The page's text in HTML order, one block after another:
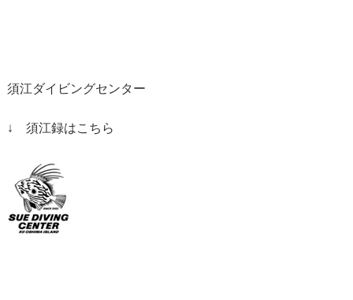
須江ダイビングセンター
↓ 須江録はこちら